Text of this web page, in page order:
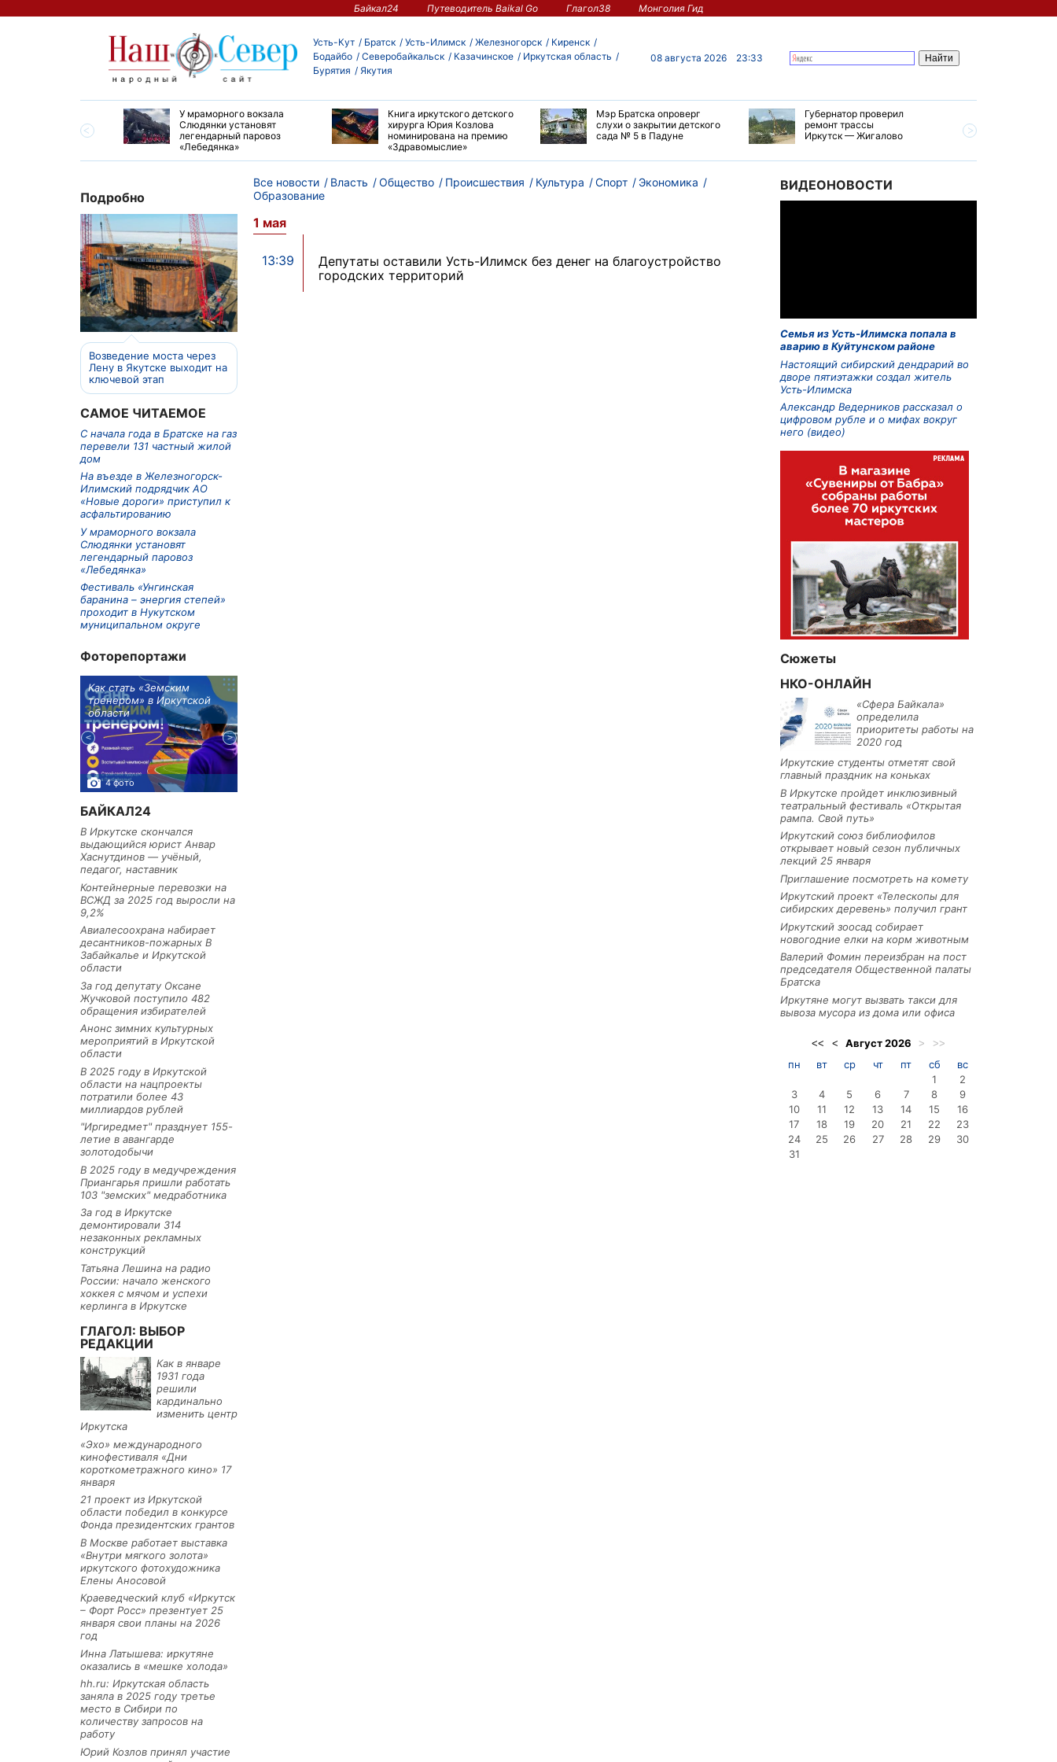
Байкал24 Путеводитель Baikal Go Глагол38 Монголия Гид
Усть-Кут Братск Усть-Илимск Железногорск
Киренск
Бодайбо
Северобайкальск Казачинское
Иркутская область
Бурятия
Якутия
08 августа 2026 23:33
У мраморного вокзала
Слюдянки установят
легендарный паровоз
«Лебедянка»
Книга иркутского детского
хирурга Юрия Козлова
номинирована на премию
«Здравомыслие»
Мэр Братска опроверг
слухи о закрытии детского
сада № 5 в Падуне
Губернатор проверил
ремонт трассы
Иркутск — Жигалово
Подробно
Возведение моста через
Лену в Якутске выходит на
ключевой этап
САМОЕ ЧИТАЕМОЕ
С начала года в Братске на газ
перевели 131 частный жилой
дом
На въезде в Железногорск-
Илимский подрядчик АО
«Новые дороги» приступил к
асфальтированию
У мраморного вокзала
Слюдянки установят
легендарный паровоз
«Лебедянка»
Фестиваль «Унгинская
баранина – энергия степей»
проходит в Нукутском
муниципальном округе
Фоторепортажи
Как стать «Земским
тренером» в Иркутской
области
4 фото
БАЙКАЛ24
В Иркутске скончался
выдающийся юрист Анвар
Хаснутдинов — учёный,
педагог, наставник
Контейнерные перевозки на
ВСЖД за 2025 год выросли на
9,2%
Авиалесоохрана набирает
десантников-пожарных В
Забайкалье и Иркутской
области
За год депутату Оксане
Жучковой поступило 482
обращения избирателей
Анонс зимних культурных
мероприятий в Иркутской
области
В 2025 году в Иркутской
области на нацпроекты
потратили более 43
миллиардов рублей
"Иргиредмет" празднует 155-
летие в авангарде
золотодобычи
В 2025 году в медучреждения
Приангарья пришли работать
103 "земских" медработника
За год в Иркутске
демонтировали 314
незаконных рекламных
конструкций
Татьяна Лешина на радио
России: начало женского
хоккея с мячом и успехи
керлинга в Иркутске
ГЛАГОЛ: ВЫБОР
РЕДАКЦИИ
Как в январе
1931 года
решили
кардинально
изменить центр
Иркутска
«Эхо» международного
кинофестиваля «Дни
короткометражного кино» 17
января
21 проект из Иркутской
области победил в конкурсе
Фонда президентских грантов
В Москве работает выставка
«Внутри мягкого золота»
иркутского фотохудожника
Елены Аносовой
Краеведческий клуб «Иркутск
– Форт Росс» презентует 25
января свои планы на 2026
год
Инна Латышева: иркутяне
оказались в «мешке холода»
hh.ru: Иркутская область
заняла в 2025 году третье
место в Сибири по
количеству запросов на
работу
Юрий Козлов принял участие
Все новости Власть Общество Происшествия Культура Спорт
Экономика
Образование
1 мая
13:39
Депутаты оставили Усть-Илимск без денег на благоустройство
городских территорий
ВИДЕОНОВОСТИ
Семья из Усть-Илимска попала в
аварию в Куйтунском районе
Настоящий сибирский дендрарий во
дворе пятиэтажки создал житель
Усть-Илимска
Александр Ведерников рассказал о
цифровом рубле и о мифах вокруг
него (видео)
Сюжеты
НКО-ОНЛАЙН
«Сфера Байкала»
определила
приоритеты работы на
2020 год
Иркутские студенты отметят свой
главный праздник на коньках
В Иркутске пройдет инклюзивный
театральный фестиваль «Открытая
рампа. Свой путь»
Иркутский союз библиофилов
открывает новый сезон публичных
лекций 25 января
Приглашение посмотреть на комету
Иркутский проект «Телескопы для
сибирских деревень» получил грант
Иркутский зоосад собирает
новогодние елки на корм животным
Валерий Фомин переизбран на пост
председателя Общественной палаты
Братска
Иркутяне могут вызвать такси для
вывоза мусора из дома или офиса
<< < Август2026 > >>
пн вт ср чт пт сб
вс
1
2
3
4 5 6 7 8
9
10
11 12 13 14 15
16
17
18 19 20 21 22
23
24
25 26 27 28 29
30
31